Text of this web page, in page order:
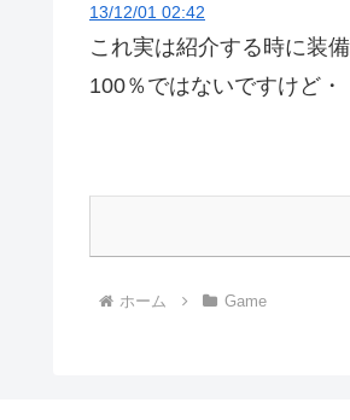
13/12/01 02:42
これ実は紹介する時に装
100％ではないですけど・
ホーム Game